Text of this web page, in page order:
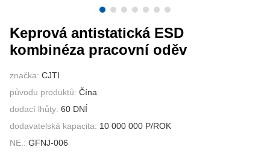
Keprová antistatická ESD
kombinéza pracovní oděv
značka: CJTI
původu produktů: Čína
dodací lhůty: 60 DNÍ
dodavatelská kapacita: 10 000 000 P/ROK
NE.: GFNJ-006